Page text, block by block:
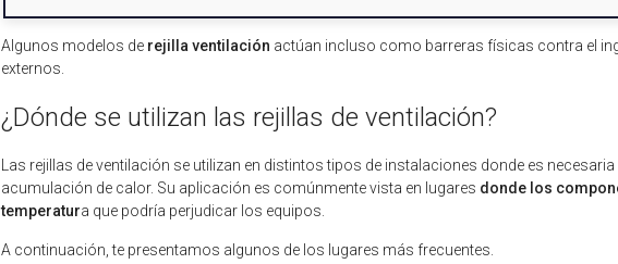
Algunos modelos de rejilla ventilación actúan incluso como barreras físicas contra el
externos.
¿Dónde se utilizan las rejillas de ventilación?
Las rejillas de ventilación se utilizan en distintos tipos de instalaciones donde es
acumulación de calor. Su aplicación es comúnmente vista en lugares donde los
temperatura que podría perjudicar los equipos.
A continuación, te presentamos algunos de los lugares más frecuentes.